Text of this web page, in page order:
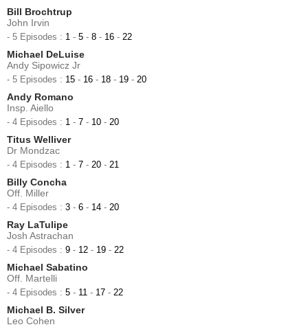
Bill Brochtrup
John Irvin
- 5 Episodes : 1 - 5 - 8 - 16 - 22
Michael DeLuise
Andy Sipowicz Jr
- 5 Episodes : 15 - 16 - 18 - 19 - 20
Andy Romano
Insp. Aiello
- 4 Episodes : 1 - 7 - 10 - 20
Titus Welliver
Dr Mondzac
- 4 Episodes : 1 - 7 - 20 - 21
Billy Concha
Off. Miller
- 4 Episodes : 3 - 6 - 14 - 20
Ray LaTulipe
Josh Astrachan
- 4 Episodes : 9 - 12 - 19 - 22
Michael Sabatino
Off. Martelli
- 4 Episodes : 5 - 11 - 17 - 22
Michael B. Silver
Leo Cohen